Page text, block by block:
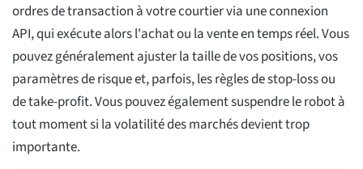
ordres de transaction à votre courtier via une connexion
API, qui exécute alors l'achat ou la vente en temps réel. Vous
pouvez généralement ajuster la taille de vos positions, vos
paramètres de risque et, parfois, les règles de stop-loss ou
de take-profit. Vous pouvez également suspendre le robot à
tout moment si la volatilité des marchés devient trop
importante.